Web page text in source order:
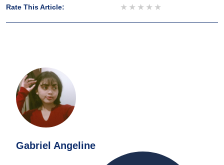
Rate This Article: 4 stars
3 stars
2 stars
1 star
Gabriel Angeline